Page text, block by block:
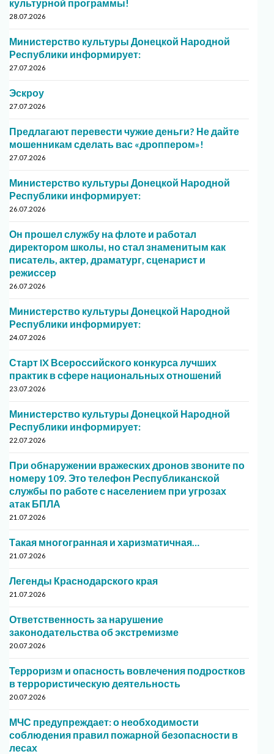
культурной программы!
28.07.2026
Министерство культуры Донецкой Народной
Республики информирует:
27.07.2026
Эскроу
27.07.2026
Предлагают перевести чужие деньги? Не дайте
мошенникам сделать вас «дроппером»!
27.07.2026
Министерство культуры Донецкой Народной
Республики информирует:
26.07.2026
Он прошел службу на флоте и работал
директором школы, но стал знаменитым как
писатель, актер, драматург, сценарист и
режиссер
26.07.2026
Министерство культуры Донецкой Народной
Республики информирует:
24.07.2026
Старт IX Всероссийского конкурса лучших
практик в сфере национальных отношений
23.07.2026
Министерство культуры Донецкой Народной
Республики информирует:
22.07.2026
При обнаружении вражеских дронов звоните по
номеру 109. Это телефон Республиканской
службы по работе с населением при угрозах
атак БПЛА
21.07.2026
Такая многогранная и харизматичная…
21.07.2026
Легенды Краснодарского края
21.07.2026
Ответственность за нарушение
законодательства об экстремизме
20.07.2026
Терроризм и опасность вовлечения подростков
в террористическую деятельность
20.07.2026
МЧС предупреждает: о необходимости
соблюдения правил пожарной безопасности в
лесах